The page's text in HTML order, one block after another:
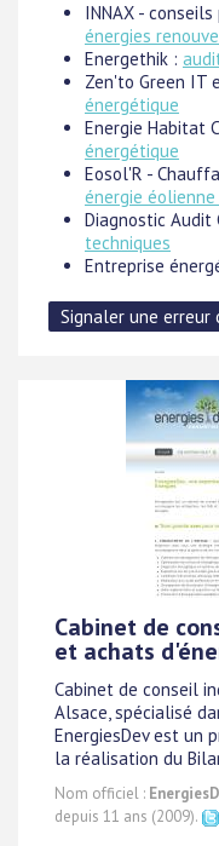
INNAX -
énergies
Energethik :
Zen'to Green IT
énergétique
Energie Habitat
énergétique
Eosol'R -
énergie
Diagnostic Audit
techniques
Entreprise
Cabinet de
et achats
Cabinet de conseil
Alsace, spécialisé
EnergiesDev est un
la réalisation du
Nom officiel :
depuis 11 ans (2009).